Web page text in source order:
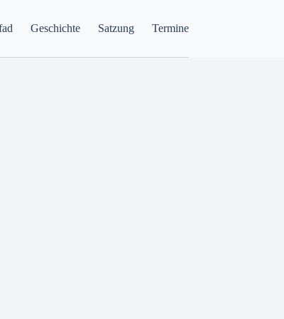
Geschichte Satzung Termine